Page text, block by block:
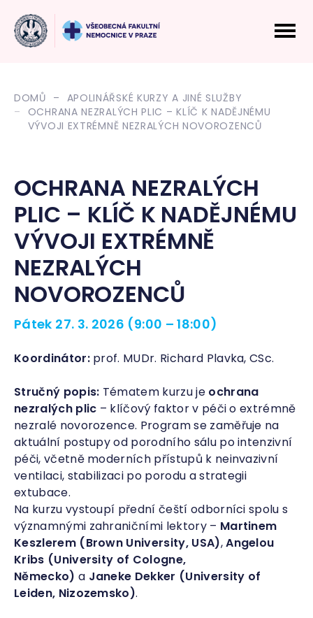
DOMŮ
APOLINÁŘSKÉ KURZY A JINÉ SLUŽBY
OCHRANA NEZRALÝCH PLIC – KLÍČ K NADĚJNÉMU
VÝVOJI EXTRÉMNĚ NEZRALÝCH NOVOROZENCŮ
OCHRANA NEZRALÝCH
PLIC – KLÍČ K NADĚJNÉMU
VÝVOJI EXTRÉMNĚ
NEZRALÝCH
NOVOROZENCŮ
Pátek 27. 3. 2026 (9:00 – 18:00)
Koordinátor: prof. MUDr. Richard Plavka, CSc.
Stručný popis: Tématem kurzu je ochrana
nezralých plic – klíčový faktor v péči o extrémně
nezralé novorozence. Program se zaměřuje na
aktuální postupy od porodního sálu po intenzivní
péči, včetně moderních přístupů k neinvazivní
ventilaci, stabilizaci po porodu a strategii
extubace.
Na kurzu vystoupí přední čeští odborníci spolu s
významnými zahraničními lektory – Martinem
Keszlerem (Brown University, USA),Angelou
Kribs (University of Cologne,
Německo) a Janeke Dekker (University of
Leiden, Nizozemsko).